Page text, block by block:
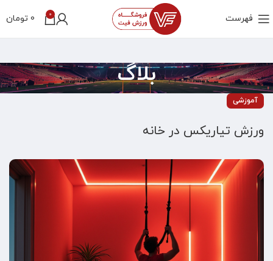
فهرست 0
0 تومان
بلاگ
آموزشی
ورزش تیاریکس در خانه